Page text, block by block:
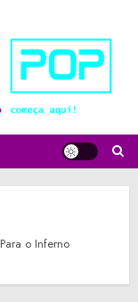
o Inferno